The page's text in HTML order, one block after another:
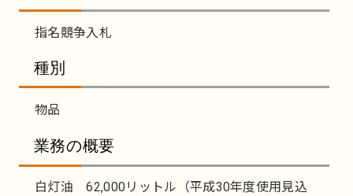
指名競争入札
種別
物品
業務の概要
白灯油 62,000リットル（平成30年度使用見込